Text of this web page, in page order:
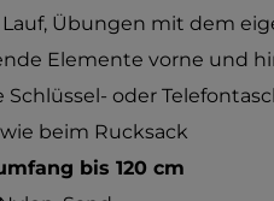
Übungen mit dem
Elemente vorne und
Schlüssel- oder
beim Rucksack
bis 120 cm